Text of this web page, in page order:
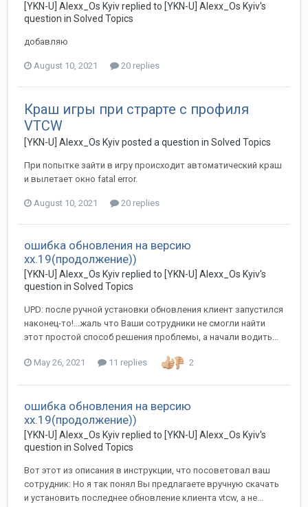
[YKN-U] Alexx_Os Kyiv replied to [YKN-U] Alexx_Os Kyiv's
question in Solved Topics
добавляю
August 10, 2021 20 replies
Краш игры при страрте с профиля
VTCW
[YKN-U] Alexx_Os Kyiv posted a question in Solved Topics
При попытке зайти в игру происходит автоматический краш
и вылетает окно fatal error.
August 10, 2021 20 replies
ошибка обновления на версию
хх.19(продолжение))
[YKN-U] Alexx_Os Kyiv replied to [YKN-U] Alexx_Os Kyiv's
question in Solved Topics
UPD: после ручной установки обновления клиент запустился
наконец-то!...жаль что Ваши сотрудники не смогли найти
этот простой способ решения проблемы, а начали водить...
May 26, 2021 11 replies 2
ошибка обновления на версию
хх.19(продолжение))
[YKN-U] Alexx_Os Kyiv replied to [YKN-U] Alexx_Os Kyiv's
question in Solved Topics
Вот этот из описания в инструкции, что посоветовал ваш
сотрудник: Но я так понял Вы предлагаете вручную скачать
и установить последнее обновление клиента vtcw, а не...